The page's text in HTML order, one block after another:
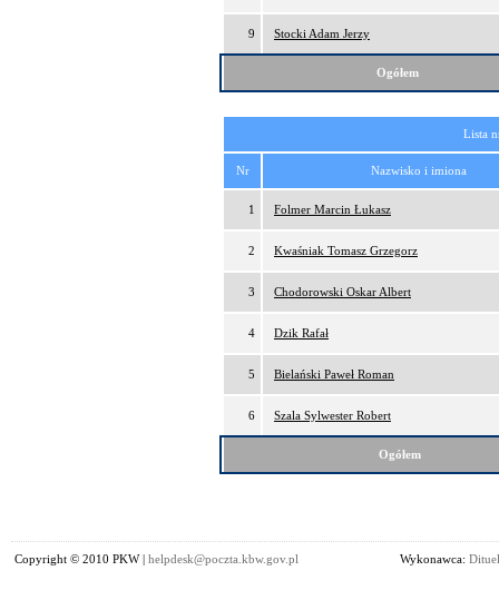
9 Stocki Adam Jerzy
Ogółem
Lista
Nr Nazwisko i imiona
1 Folmer Marcin Łukasz
2 Kwaśniak Tomasz Grzegorz
3 Chodorowski Oskar Albert
4 Dzik Rafał
5 Bielański Paweł Roman
6 Szala Sylwester Robert
Ogółem
Copyright © 2010 PKW | helpdesk@poczta.kbw.gov.pl Wykonawca: